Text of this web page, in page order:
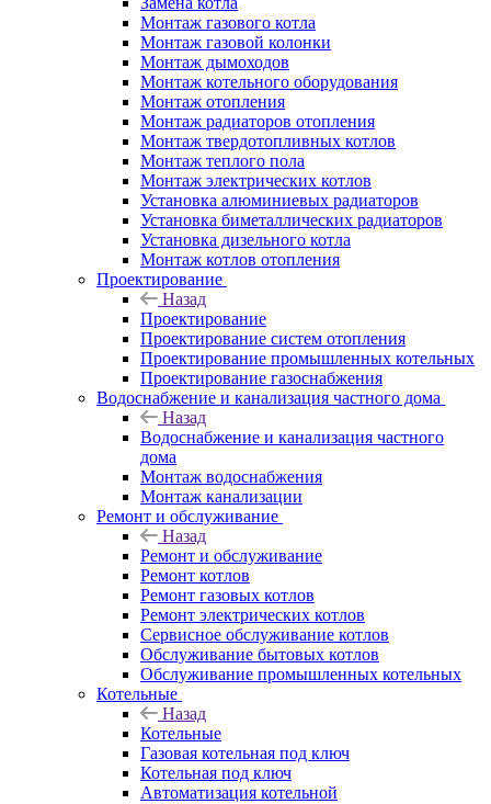
Монтаж газового котла
Монтаж газовой колонки
Монтаж дымоходов
Монтаж котельного оборудования
Монтаж отопления
Монтаж радиаторов отопления
Монтаж твердотопливных котлов
Монтаж теплого пола
Монтаж электрических котлов
Установка алюминиевых радиаторов
Установка биметаллических радиаторов
Установка дизельного котла
Монтаж котлов отопления
Проектирование
Назад
Проектирование
Проектирование систем отопления
Проектирование промышленных котельных
Проектирование газоснабжения
Водоснабжение и канализация частного дома
Назад
Водоснабжение и канализация частного
дома
Монтаж водоснабжения
Монтаж канализации
Ремонт и обслуживание
Назад
Ремонт и обслуживание
Ремонт котлов
Ремонт газовых котлов
Ремонт электрических котлов
Сервисное обслуживание котлов
Обслуживание бытовых котлов
Обслуживание промышленных котельных
Котельные
Назад
Котельные
Газовая котельная под ключ
Котельная под ключ
Автоматизация котельной